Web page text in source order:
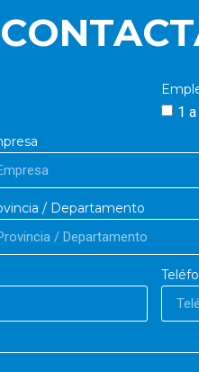
1
/ Departamento